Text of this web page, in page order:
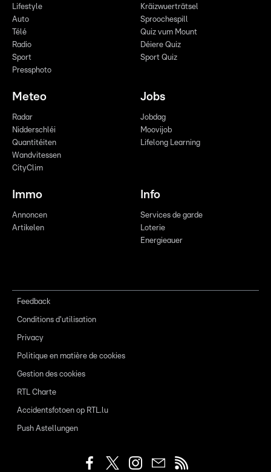
Lifestyle
Auto
Télé
Radio
Sport
Pressphoto
Kräizwuerträtsel
Sproochespill
Quiz vum Mount
Déiere Quiz
Sport Quiz
Meteo
Radar
Nidderschléi
Quantitéiten
Wandvitessen
CityClim
Jobs
Jobdag
Moovijob
Lifelong Learning
Immo
Annoncen
Artikelen
Info
Services de garde
Loterie
Energieauer
Feedback
Conditions d'utilisation
Privacy
Politique en matière de cookies
Gestion des cookies
RTL Charte
Accidentsfotoen op RTL.lu
Push Astellungen